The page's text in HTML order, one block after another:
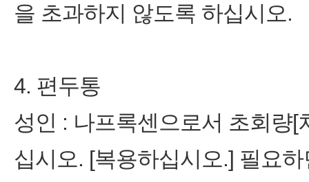
을 초과하지 않도록 하십시오.
4. 편두통
성인 : 나프록센으로서 초회량
십시오. [복용하십시오.] 필요